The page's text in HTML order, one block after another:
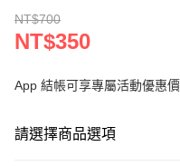
NT$700
NT$350
App 結帳可享專屬活動優惠價
請選擇商品選項